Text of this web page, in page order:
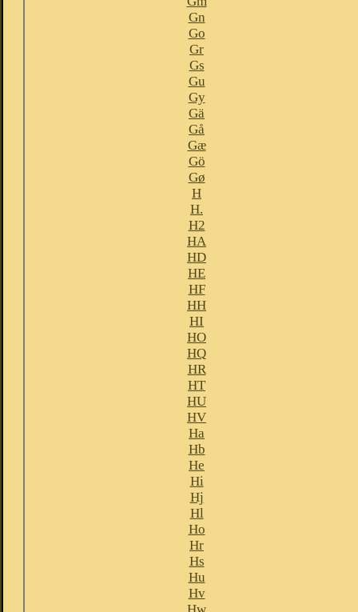
Gn
Go
Gr
Gs
Gu
Gy
Gä
Gå
Gæ
Gö
Gø
H
H.
H2
HA
HD
HE
HF
HH
HI
HO
HQ
HR
HT
HU
HV
Ha
Hb
He
Hi
Hj
Hl
Ho
Hr
Hs
Hu
Hv